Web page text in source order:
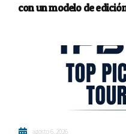
con un modelo de
agosto 6, 2026